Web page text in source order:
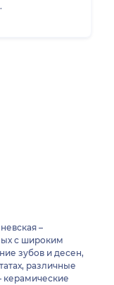
–
с широким
зубов и десен,
различные
керамические